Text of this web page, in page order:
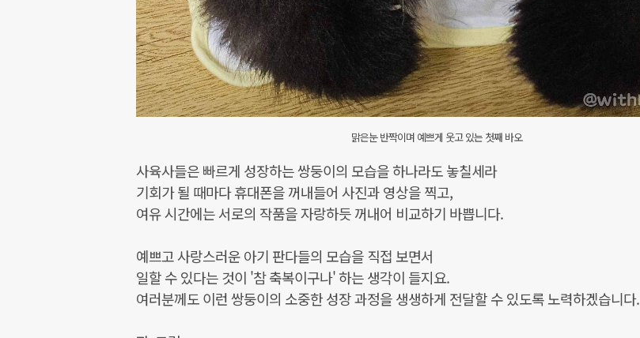
맑은눈 반짝이며 예쁘게 웃고 있는 첫째 바오
사육사들은 빠르게 성장하는 쌍둥이의 모습을 하나라도 놓칠세라
기회가 될 때마다 휴대폰을 꺼내들어 사진과 영상을 찍고,
여유 시간에는 서로의 작품을 자랑하듯 꺼내어 비교하기 바쁩니다.
예쁘고 사랑스러운 아기 판다들의 모습을 직접 보면서
일할 수 있다는 것이 '참 축복이구나' 하는 생각이 들지요.
여러분께도 이런 쌍둥이의 소중한 성장 과정을 생생하게 전달할 수 있도록 노력하겠습니다.